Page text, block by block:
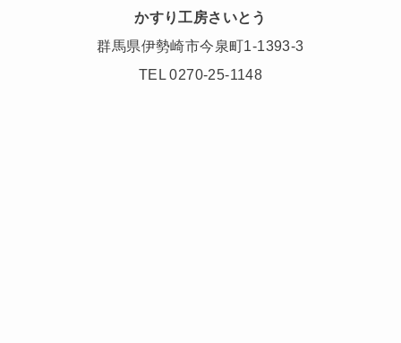
かすり⼯房さいとう
群⾺県伊勢崎市今泉町1-1393-3
TEL 0270-25-1148